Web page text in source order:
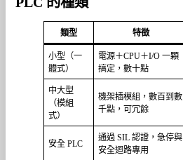
類型 特徵
小型（一
體式）
電源＋CPU＋I/O 一顆
搞定，數十點
中大型
（模組
式）
機架插模組，數百到數
千點，可冗餘
安全 PLC
通過 SIL 認證，急停與
安全迴路專用